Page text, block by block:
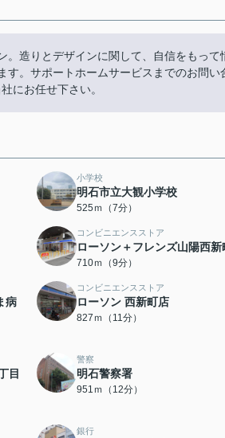
。造りとデザインに関して、自信をもって
す。サポートホームサービスまでのお問い
にお任せ下さい。
小学校
明石市立大観小学校
525ｍ（7分）
コンビニエンスストア
ローソン＋フレンズ山陽西新
710ｍ（9分）
病
コンビニエンスストア
ローソン 西新町店
827ｍ（11分）
目
警察
明石警察署
951ｍ（12分）
銀行